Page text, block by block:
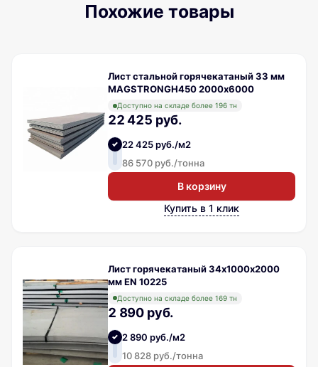
Похожие товары
Лист стальной горячекатаный 33 мм
MAGSTRONGH450 2000х6000
Доступно на складе более 196 тн
22 425 руб.
22 425 руб./м2
86 570 руб./тонна
В корзину
Купить в 1 клик
Лист горячекатаный 34х1000х2000
мм EN 10225
Доступно на складе более 169 тн
2 890 руб.
2 890 руб./м2
10 828 руб./тонна